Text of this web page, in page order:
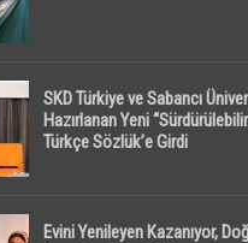
SKD Türkiye ve Sabancı
Hazırlanan Yeni
Türkçe Sözlük’e Girdi
Evini Yenileyen Kazanıyor,